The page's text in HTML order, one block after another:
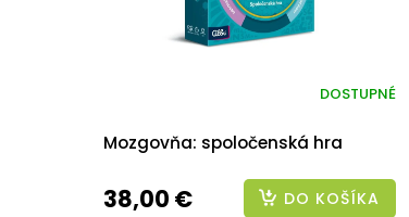
Mozgovňa: spoločenská hra
DOSTUPNÉ
38,00 € DO KOŠÍKA